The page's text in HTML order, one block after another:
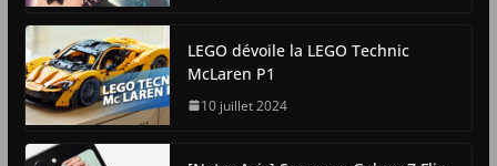
LEGO dévoile la LEGO Technic
McLaren P1
10 juillet 2024